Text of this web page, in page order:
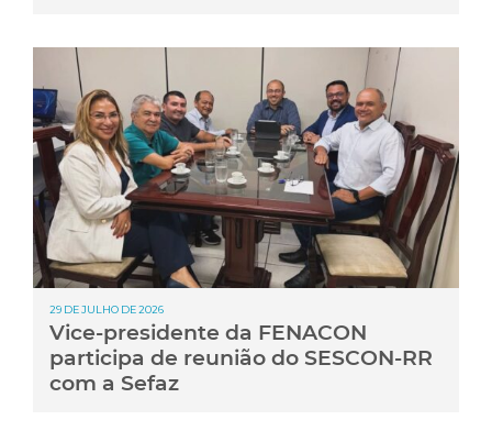
29 DE JULHO DE 2026
Vice-presidente da FENACON
participa de reunião do SESCON-RR
com a Sefaz